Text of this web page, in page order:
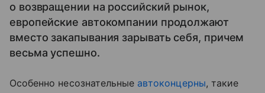
о возвращении на российский рынок,
европейские автокомпании продолжают
вместо закапывания зарывать себя, причем
весьма успешно.
Особенно несознательные автоконцерны, такие